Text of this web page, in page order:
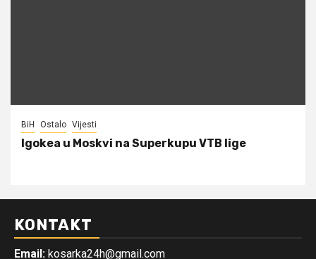
BiH Ostalo Vijesti
Igokea u Moskvi na Superkupu VTB lige
KONTAKT
Email: kosarka24h@gmail.com